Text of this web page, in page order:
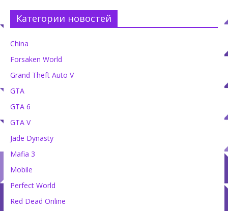
Категории новостей
China
Forsaken World
Grand Theft Auto V
GTA
GTA 6
GTA V
Jade Dynasty
Mafia 3
Mobile
Perfect World
Red Dead Online